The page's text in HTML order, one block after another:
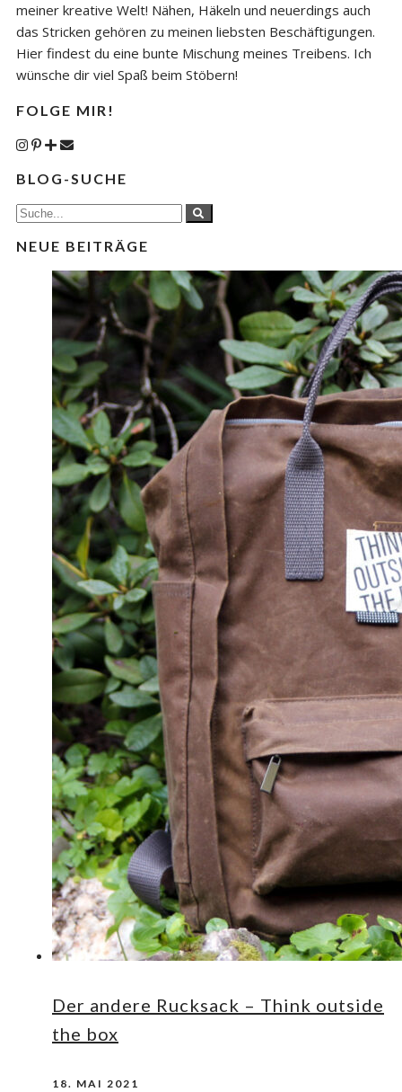
meiner kreative Welt! Nähen, Häkeln und neuerdings auch
das Stricken gehören zu meinen liebsten Beschäftigungen.
Hier findest du eine bunte Mischung meines Treibens. Ich
wünsche dir viel Spaß beim Stöbern!
FOLGE MIR!
BLOG-SUCHE
NEUE BEITRÄGE
Der andere Rucksack – Think outside
the box
18. MAI 2021